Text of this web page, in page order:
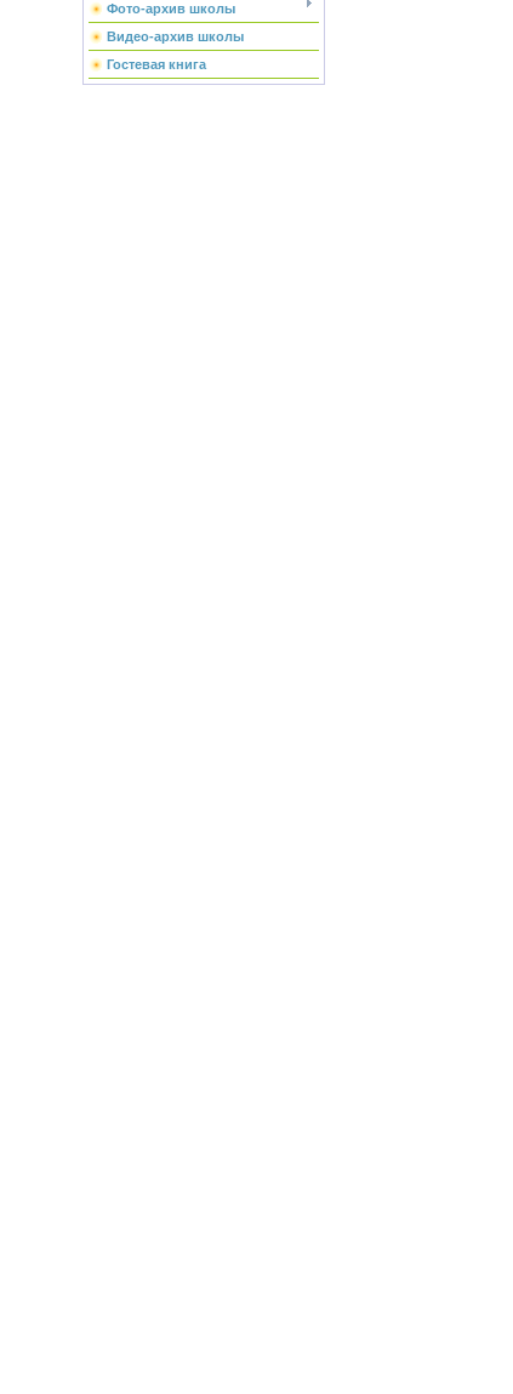
Фото-архив школы
Видео-архив школы
Гостевая книга